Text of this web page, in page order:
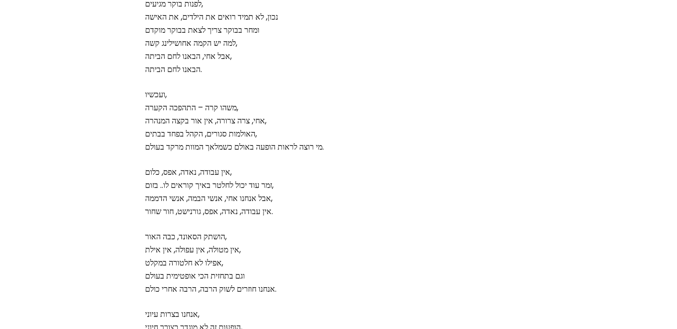
לפנות בוקר מגיעים,
נכון, לא תמיד רואים את הילדים, את האישה
ומחר בבוקר צריך לצאת בבוקר מוקדם
למה יש הקמה אחושילינג קשה,
אבל אחי, הבאנו לחם הביתה,
הבאנו לחם הביתה.
ועכשיו,
משהו קרה – התהפכה הקערה,
אחי, צרה צרורה, אין אור בקצה המנהרה,
האולמות סגורים, הקהל בפחד בבתים,
מי רוצה לראות הופעה באולם כשמלאך המוות מרקד בעולם.
אין עבודה, נאדה, אפס, כלום,
זמר עוד יכול לחלטר באיך קוראים לו.. בזום,
אבל אנחנו אחי, אנשי הבמה, אנשי הדממה,
אין עבודה, נאדה, אפס, גורנישט, חור שחור.
הושתק הסאונד, כבה האור,
אין מטולה, אין עפולה, אין אילת,
אפילו לא חלטורה במקלט,
וגם בתחזית הכי אופטימית בעולם
אנחנו חוזרים לשוק הרבה, הרבה אחרי כולם.
אנחנו בצרות עיוני,